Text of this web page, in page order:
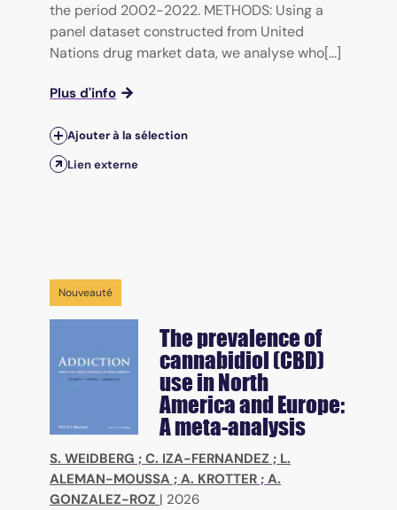
the period 2002-2022. METHODS: Using a
panel dataset constructed from United
Nations drug market data, we analyse who[...]
Plus d'info
Ajouter à la sélection
Lien externe
Nouveauté
The prevalence of
cannabidiol (CBD)
use in North
America and Europe:
A meta-analysis
S. WEIDBERG ; C. IZA-FERNANDEZ ; L.
ALEMAN-MOUSSA ; A. KROTTER ; A.
GONZALEZ-ROZ | 2026